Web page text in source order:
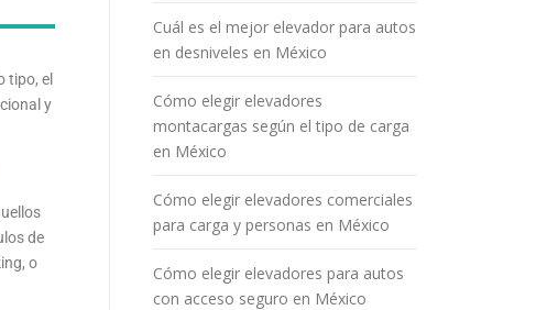
tipo, el
y
de
o
Cuál es el mejor elevador para autos
en desniveles en México
Cómo elegir elevadores
montacargas según el tipo de carga
en México
Cómo elegir elevadores comerciales
para carga y personas en México
Cómo elegir elevadores para autos
con acceso seguro en México